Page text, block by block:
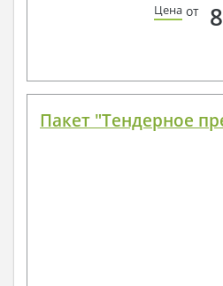
Цена от
Пакет "Тендерное